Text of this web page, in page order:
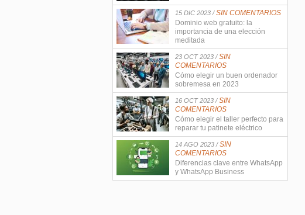
15 DIC 2023 /SIN COMENTARIOS
Dominio web gratuito: la
importancia de una elección
meditada
23 OCT 2023 /SIN
COMENTARIOS
Cómo elegir un buen ordenador
sobremesa en 2023
16 OCT 2023 /SIN
COMENTARIOS
Cómo elegir el taller perfecto para
reparar tu patinete eléctrico
14 AGO 2023 /SIN
COMENTARIOS
Diferencias clave entre WhatsApp
y WhatsApp Business